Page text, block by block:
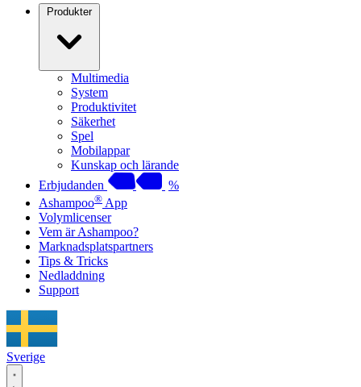
Produkter
Multimedia
System
Produktivitet
Säkerhet
Spel
Mobilappar
Kunskap och lärande
Erbjudanden
%
Ashampoo® App
Volymlicenser
Vem är Ashampoo?
Marknadsplatspartners
Tips & Tricks
Nedladdning
Support
Sverige